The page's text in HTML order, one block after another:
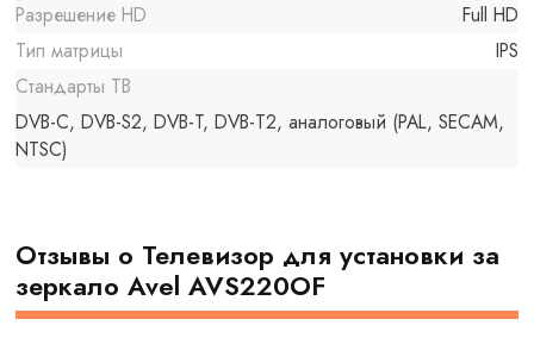
Разрешение HD
Full HD
Тип матрицы
IPS
Стандарты ТВ
DVB-C, DVB-S2, DVB-T, DVB-T2, аналоговый (PAL, SECAM,
NTSC)
Отзывы о Телевизор для установки за
зеркало Avel AVS220OF